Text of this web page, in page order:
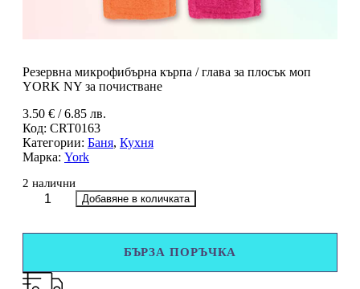
Резервна микрофибърна кърпа / глава за плосък моп
YORK NY за почистване
3.50 € / 6.85 лв.
Код: CRT0163
Категории: Баня, Кухня
Марка: York
2 налични
количество
/
глава
Добавяне в количката
БЪРЗА ПОРЪЧКА